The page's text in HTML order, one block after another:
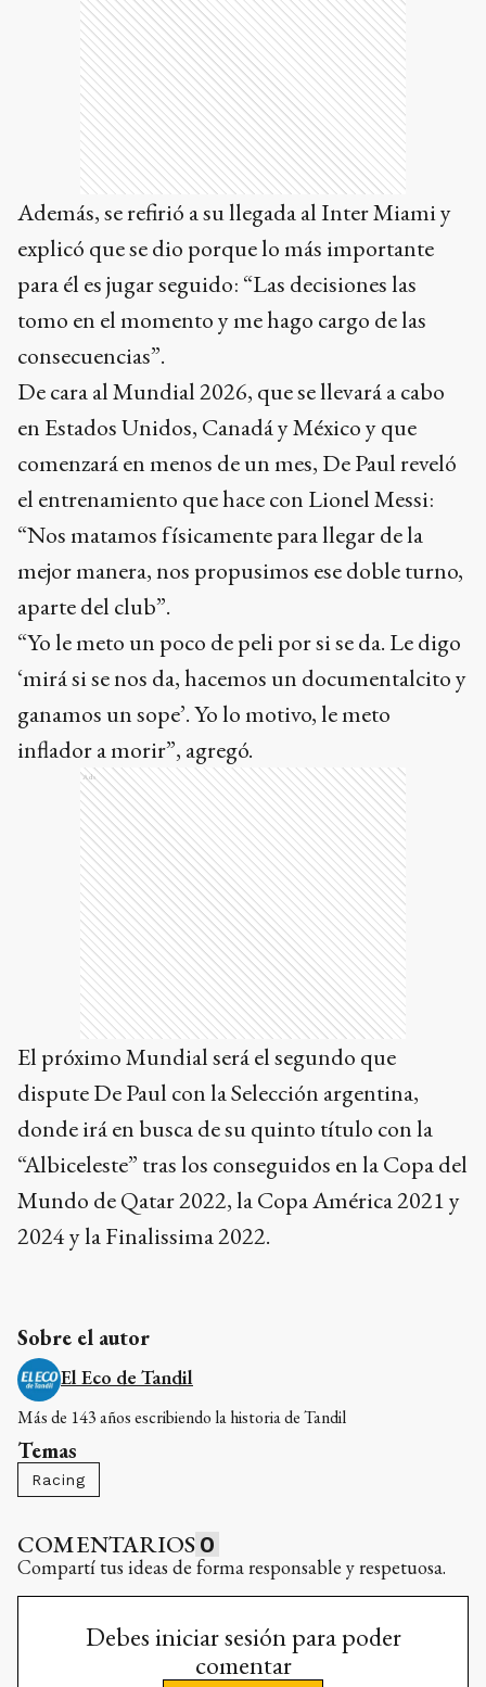
Además, se refirió a su llegada al Inter Miami y
explicó que se dio porque lo más importante
para él es jugar seguido: “Las decisiones las
tomo en el momento y me hago cargo de las
consecuencias”.
De cara al Mundial 2026, que se llevará a cabo
en Estados Unidos, Canadá y México y que
comenzará en menos de un mes, De Paul reveló
el entrenamiento que hace con Lionel Messi:
“Nos matamos físicamente para llegar de la
mejor manera, nos propusimos ese doble turno,
aparte del club”.
“Yo le meto un poco de peli por si se da. Le digo
‘mirá si se nos da, hacemos un documentalcito y
ganamos un sope’. Yo lo motivo, le meto
inflador a morir”, agregó.
Ads
El próximo Mundial será el segundo que
dispute De Paul con la Selección argentina,
donde irá en busca de su quinto título con la
“Albiceleste” tras los conseguidos en la Copa del
Mundo de Qatar 2022, la Copa América 2021 y
2024 y la Finalissima 2022.
Sobre el autor
El Eco de Tandil
Más de 143 años escribiendo la historia de Tandil
Temas
Racing
COMENTARIOS 0
Compartí tus ideas de forma responsable y respetuosa.
Debes iniciar sesión para poder
comentar